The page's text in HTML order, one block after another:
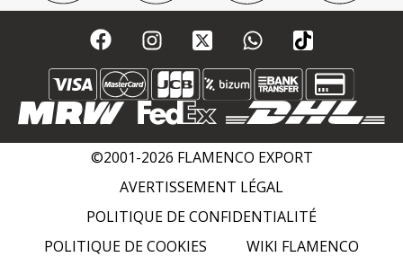
©2001-2026 FLAMENCO EXPORT
AVERTISSEMENT LÉGAL
POLITIQUE DE CONFIDENTIALITÉ
POLITIQUE DE COOKIES
WIKI FLAMENCO